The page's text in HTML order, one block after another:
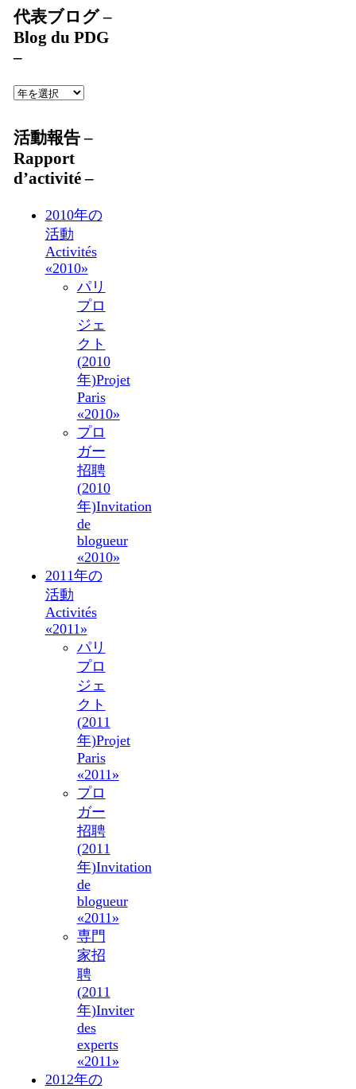
代表ブログ –
Blog du PDG
–
活動報告 –
Rapport
d’activité –
2010年の
活動
Activités
«2010»
パリ
プロ
ジェ
クト
(2010
年)Projet
Paris
«2010»
プロ
ガー
招聘
(2010
年)Invitation
de
blogueur
«2010»
2011年の
活動
Activités
«2011»
パリ
プロ
ジェ
クト
(2011
年)Projet
Paris
«2011»
プロ
ガー
招聘
(2011
年)Invitation
de
blogueur
«2011»
専門
家招
聘
(2011
年)Inviter
des
experts
«2011»
2012年の